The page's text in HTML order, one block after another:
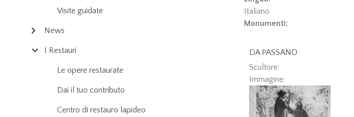
Italiano
Monumenti:
DA PASSANO
Scultore:
Immagine:
Visite guidate
News
I Restauri
Le opere restaurate
Dai il tuo contributo
Centro di restauro lapideo